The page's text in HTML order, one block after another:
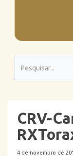
CRV-
4 de novembro de